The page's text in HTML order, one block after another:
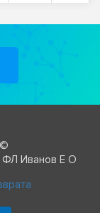
ФЛ Иванов Е О